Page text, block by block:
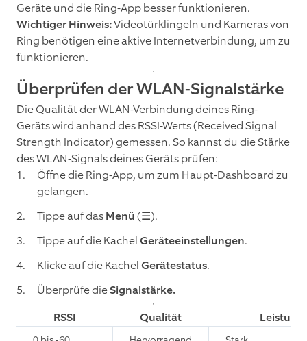
Geräte und die Ring-App besser funktionieren.
Wichtiger Hinweis:Videotürklingeln und Kameras von
Ring benötigen eine aktive Internetverbindung, um zu
funktionieren.
Überprüfen der WLAN-Signalstärke
Die Qualität der WLAN-Verbindung deines Ring-
Geräts wird anhand des RSSI-Werts (Received Signal
Strength Indicator) gemessen. So kannst du die Stärke
des WLAN-Signals deines Geräts prüfen:
Öffne die Ring-App, um zum Haupt-Dashboard zu
gelangen.
Tippe auf dasMenü(☰).
Tippe auf die KachelGeräteeinstellungen.
Klicke auf die KachelGerätestatus.
Überprüfe dieSignalstärke.
RSSI
Qualität Leistung